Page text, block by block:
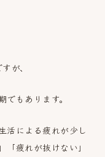
が、
もあります。
活による疲れが少し
疲れが抜けない」